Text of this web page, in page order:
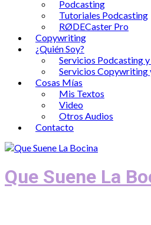
Podcasting
Tutoriales Podcasting
RØDECaster Pro
Copywriting
¿Quién Soy?
Servicios Podcasting
Servicios Copywriting
Cosas Mías
Mis Textos
Video
Otros Audios
Contacto
Que Suene La